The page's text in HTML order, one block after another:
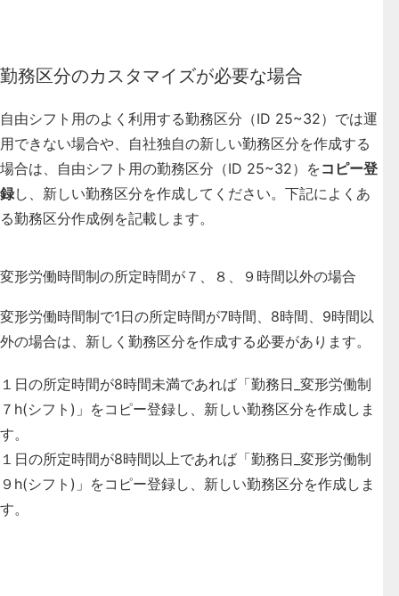
勤務区分のカスタマイズが必要な場合
自由シフト用のよく利用する勤務区分（ID 25~32）では運
用できない場合や、自社独自の新しい勤務区分を作成する
場合は、自由シフト用の勤務区分（ID 25~32）をコピー登
録し、新しい勤務区分を作成してください。下記によくあ
る勤務区分作成例を記載します。
変形労働時間制の所定時間が７、８、９時間以外の場合
変形労働時間制で1日の所定時間が7時間、8時間、9時間以
外の場合は、新しく勤務区分を作成する必要があります。
１日の所定時間が8時間未満であれば「勤務日_変形労働制
７h(シフト)」をコピー登録し、新しい勤務区分を作成しま
す。
１日の所定時間が8時間以上であれば「勤務日_変形労働制
９h(シフト)」をコピー登録し、新しい勤務区分を作成しま
す。